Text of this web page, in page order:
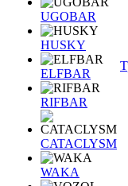
UGOBAR
HUSKY
ELFBAR
RIFBAR
CATACLYSM
WAKA